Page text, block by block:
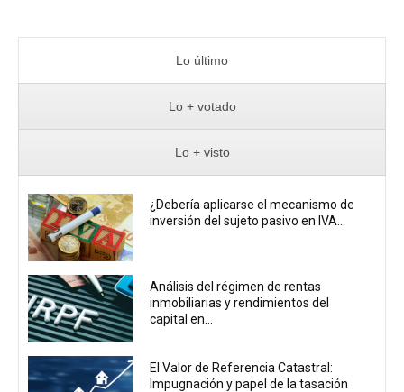
Lo último
Lo + votado
Lo + visto
¿Debería aplicarse el mecanismo de
inversión del sujeto pasivo en IVA...
Análisis del régimen de rentas
inmobiliarias y rendimientos del
capital en...
El Valor de Referencia Catastral:
Impugnación y papel de la tasación